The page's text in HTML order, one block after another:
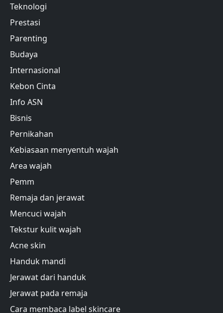
Teknologi
Prestasi
Parenting
Budaya
Internasional
Kebon Cinta
Info ASN
Bisnis
Pernikahan
Kebiasaan menyentuh wajah
Area wajah
Pemm
Remaja dan jerawat
Mencuci wajah
Tekstur kulit wajah
Acne skin
Handuk mandi
Jerawat dari handuk
Jerawat pada remaja
Cara membaca label skincare